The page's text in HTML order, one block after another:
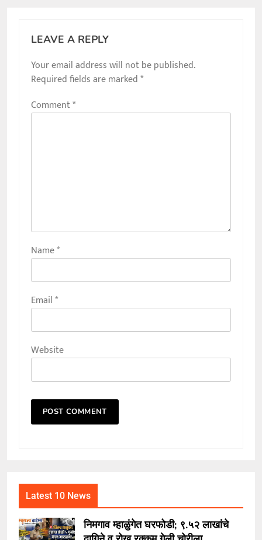
LEAVE A REPLY
Your email address will not be published.
Required fields are marked*
Comment*
Name*
Email*
Website
Latest 10 News
निमगाव म्हाळुंगेत घरफोडी; ९.५२ लाखांचे